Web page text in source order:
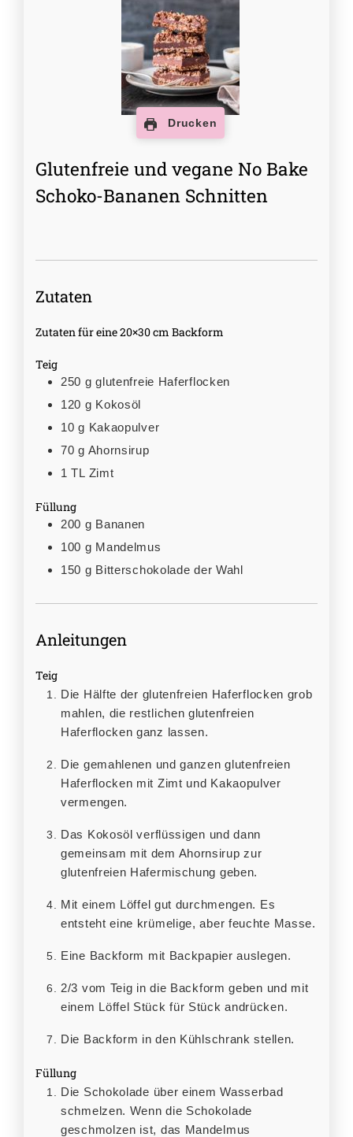
Drucken
Glutenfreie und vegane No Bake
Schoko-Bananen Schnitten
Zutaten
Zutaten für eine 20×30 cm Backform
Teig
250 g glutenfreie Haferflocken
120 g Kokosöl
10 g Kakaopulver
70 g Ahornsirup
1 TL Zimt
Füllung
200 g Bananen
100 g Mandelmus
150 g Bitterschokolade der Wahl
Anleitungen
Teig
Die Hälfte der glutenfreien Haferflocken grob
mahlen, die restlichen glutenfreien
Haferflocken ganz lassen.
Die gemahlenen und ganzen glutenfreien
Haferflocken mit Zimt und Kakaopulver
vermengen.
Das Kokosöl verflüssigen und dann
gemeinsam mit dem Ahornsirup zur
glutenfreien Hafermischung geben.
Mit einem Löffel gut durchmengen. Es
entsteht eine krümelige, aber feuchte Masse.
Eine Backform mit Backpapier auslegen.
2/3 vom Teig in die Backform geben und mit
einem Löffel Stück für Stück andrücken.
Die Backform in den Kühlschrank stellen.
Füllung
Die Schokolade über einem Wasserbad
schmelzen. Wenn die Schokolade
geschmolzen ist, das Mandelmus